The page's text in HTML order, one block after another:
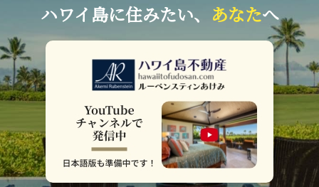
ハワイ島に住みたい、 あなたへ